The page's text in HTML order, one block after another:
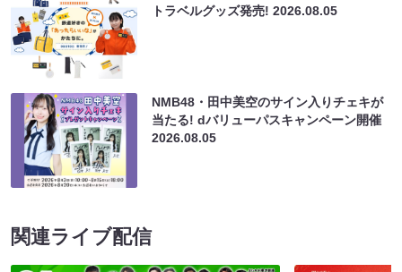
トラベルグッズ発売!2026.08.05
NMB48・田中美空のサイン入りチェキが
当たる! dバリューパスキャンペーン開催
2026.08.05
関連ライブ配信